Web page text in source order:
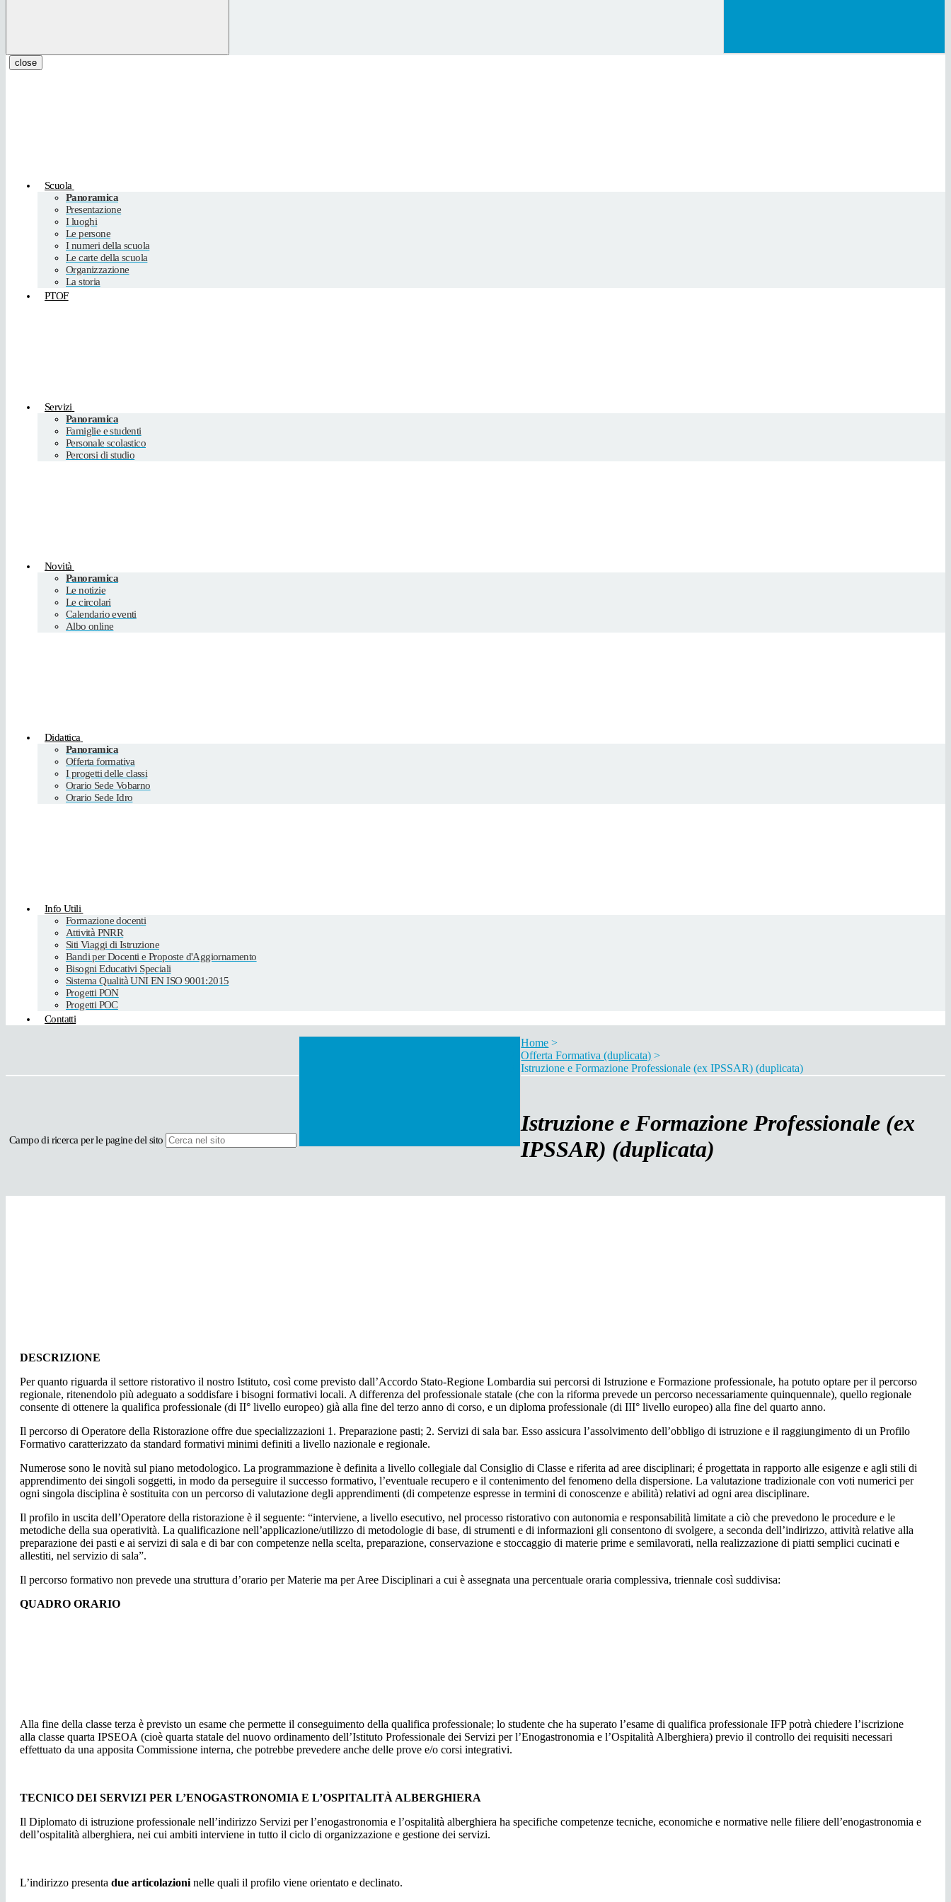
close
Scuola
Panoramica
Presentazione
I luoghi
Le persone
I numeri della scuola
Le carte della scuola
Organizzazione
La storia
PTOF
Servizi
Panoramica
Famiglie e studenti
Personale scolastico
Percorsi di studio
Novità
Panoramica
Le notizie
Le circolari
Calendario eventi
Albo online
Didattica
Panoramica
Offerta formativa
I progetti delle classi
Orario Sede Vobarno
Orario Sede Idro
Info Utili
Formazione docenti
Attività PNRR
Siti Viaggi di Istruzione
Bandi per Docenti e Proposte d'Aggiornamento
Bisogni Educativi Speciali
Sistema Qualità UNI EN ISO 9001:2015
Progetti PON
Progetti POC
Contatti
Campo di ricerca per le pagine del sito
Home >
Offerta Formativa (duplicata) >
Istruzione e Formazione Professionale (ex IPSSAR) (duplicata)
Istruzione e Formazione Professionale (ex
IPSSAR) (duplicata)
DESCRIZIONE
Per quanto riguarda il settore ristorativo il nostro Istituto, così come previsto dall’Accordo Stato-Regione Lombardia sui percorsi di Istruzione e Formazione professionale, ha potuto optare per il percorso
regionale, ritenendolo più adeguato a soddisfare i bisogni formativi locali. A differenza del professionale statale (che con la riforma prevede un percorso necessariamente quinquennale), quello regionale
consente di ottenere la qualifica professionale (di II° livello europeo) già alla fine del terzo anno di corso, e un diploma professionale (di III° livello europeo) alla fine del quarto anno.
Il percorso di Operatore della Ristorazione offre due specializzazioni 1. Preparazione pasti; 2. Servizi di sala bar. Esso assicura l’assolvimento dell’obbligo di istruzione e il raggiungimento di un Profilo
Formativo caratterizzato da standard formativi minimi definiti a livello nazionale e regionale.
Numerose sono le novità sul piano metodologico. La programmazione è definita a livello collegiale dal Consiglio di Classe e riferita ad aree disciplinari; é progettata in rapporto alle esigenze e agli stili di
apprendimento dei singoli soggetti, in modo da perseguire il successo formativo, l’eventuale recupero e il contenimento del fenomeno della dispersione. La valutazione tradizionale con voti numerici per
ogni singola disciplina è sostituita con un percorso di valutazione degli apprendimenti (di competenze espresse in termini di conoscenze e abilità) relativi ad ogni area disciplinare.
Il profilo in uscita dell’Operatore della ristorazione è il seguente: “interviene, a livello esecutivo, nel processo ristorativo con autonomia e responsabilità limitate a ciò che prevedono le procedure e le
metodiche della sua operatività. La qualificazione nell’applicazione/utilizzo di metodologie di base, di strumenti e di informazioni gli consentono di svolgere, a seconda dell’indirizzo, attività relative alla
preparazione dei pasti e ai servizi di sala e di bar con competenze nella scelta, preparazione, conservazione e stoccaggio di materie prime e semilavorati, nella realizzazione di piatti semplici cucinati e
allestiti, nel servizio di sala”.
Il percorso formativo non prevede una struttura d’orario per Materie ma per Aree Disciplinari a cui è assegnata una percentuale oraria complessiva, triennale così suddivisa:
QUADRO ORARIO
Alla fine della classe terza è previsto un esame che permette il conseguimento della qualifica professionale; lo studente che ha superato l’esame di qualifica professionale IFP potrà chiedere l’iscrizione
alla classe quarta IPSEOA (cioè quarta statale del nuovo ordinamento dell’Istituto Professionale dei Servizi per l’Enogastronomia e l’Ospitalità Alberghiera) previo il controllo dei requisiti necessari
effettuato da una apposita Commissione interna, che potrebbe prevedere anche delle prove e/o corsi integrativi.
TECNICO DEI SERVIZI PER L’ENOGASTRONOMIA E L’OSPITALITÀ ALBERGHIERA
Il Diplomato di istruzione professionale nell’indirizzo Servizi per l’enogastronomia e l’ospitalità alberghiera ha specifiche competenze tecniche, economiche e normative nelle filiere dell’enogastronomia e
dell’ospitalità alberghiera, nei cui ambiti interviene in tutto il ciclo di organizzazione e gestione dei servizi.
L’indirizzo presenta due articolazioni nelle quali il profilo viene orientato e declinato.